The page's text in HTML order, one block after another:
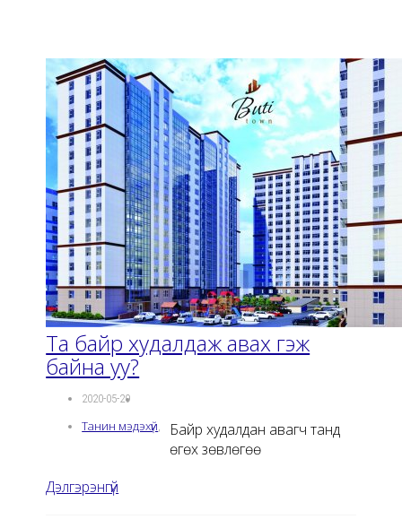
Та байр худалдаж авах гэж
байна уу?
2020-05-29
Танин мэдэхүй,
Байр худалдан авагч танд
өгөх зөвлөгөө
Дэлгэрэнгүй